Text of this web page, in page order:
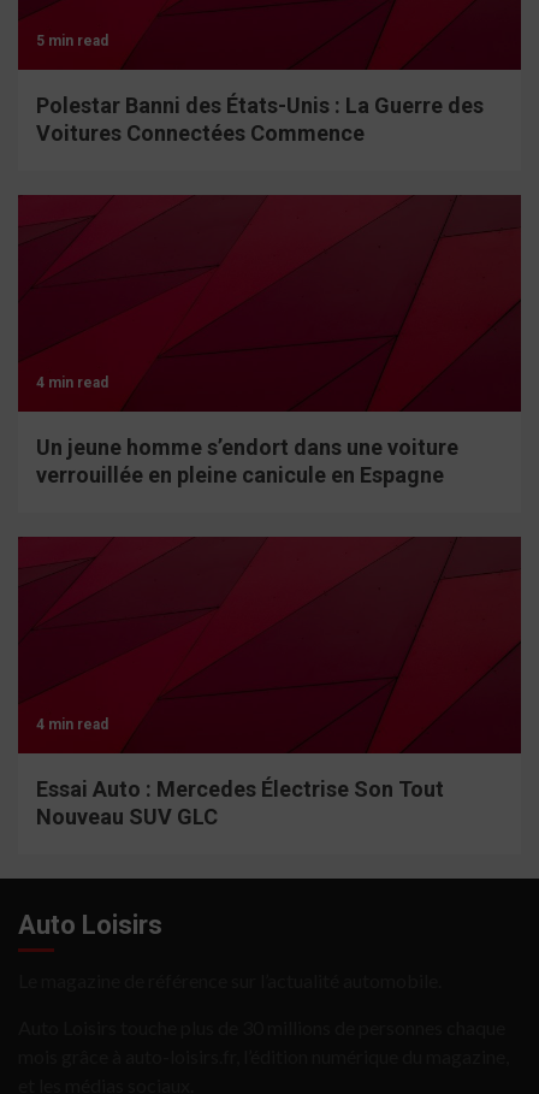
5 min read
Polestar Banni des États-Unis : La Guerre des
Voitures Connectées Commence
4 min read
Un jeune homme s’endort dans une voiture
verrouillée en pleine canicule en Espagne
4 min read
Essai Auto : Mercedes Électrise Son Tout
Nouveau SUV GLC
Auto Loisirs